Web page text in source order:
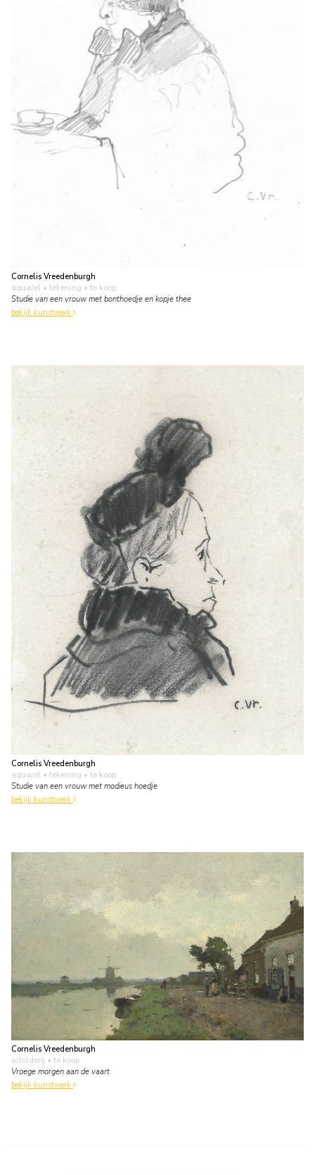
Cornelis Vreedenburgh
aquarel • tekening • te koop
Studie van een vrouw met bonthoedje en kopje thee
bekijk kunstwerk
Cornelis Vreedenburgh
aquarel • tekening • te koop
Studie van een vrouw met modieus hoedje
bekijk kunstwerk
Cornelis Vreedenburgh
schilderij • te koop
Vroege morgen aan de vaart
bekijk kunstwerk